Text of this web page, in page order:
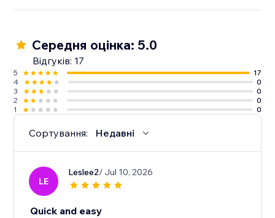
Середня оцінка: 5.0
Відгуків: 17
5
17
4
0
3
0
2
0
1
0
Сортування: Недавні
LE
Leslee2/ Jul 10, 2026
Quick and easy